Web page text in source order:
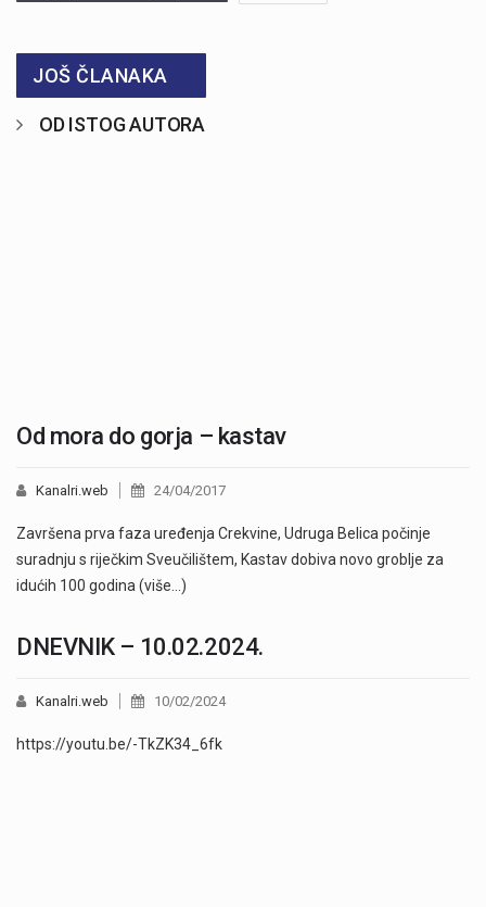
JOŠ ČLANAKA
OD ISTOG AUTORA
Od mora do gorja – kastav
Kanalri.web 24/04/2017
Završena prva faza uređenja Crekvine, Udruga Belica počinje
suradnju s riječkim Sveučilištem, Kastav dobiva novo groblje za
idućih 100 godina (više…)
DNEVNIK – 10.02.2024.
Kanalri.web 10/02/2024
https://youtu.be/-TkZK34_6fk